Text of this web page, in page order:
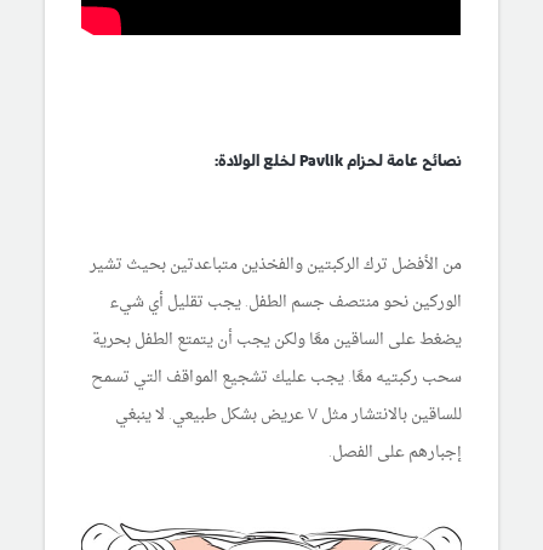
نصائح عامة لحزام Pavlik لخلع الولادة:
من الأفضل ترك الركبتين والفخذين متباعدتين بحيث تشير
الوركين نحو منتصف جسم الطفل. يجب تقليل أي شيء
يضغط على الساقين معًا ولكن يجب أن يتمتع الطفل بحرية
سحب ركبتيه معًا. يجب عليك تشجيع المواقف التي تسمح
للساقين بالانتشار مثل V عريض بشكل طبيعي. لا ينبغي
إجبارهم على الفصل.